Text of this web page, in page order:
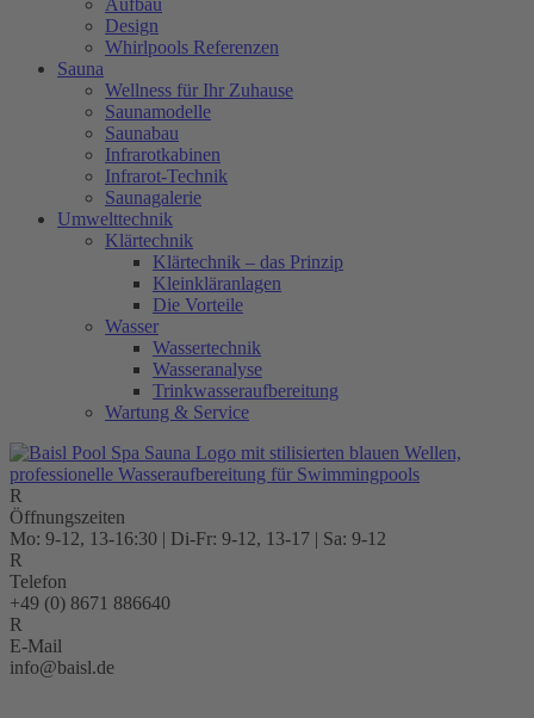
Aufbau
Design
Whirlpools Referenzen
Sauna
Wellness für Ihr Zuhause
Saunamodelle
Saunabau
Infrarotkabinen
Infrarot-Technik
Saunagalerie
Umwelttechnik
Klärtechnik
Klärtechnik – das Prinzip
Kleinkläranlagen
Die Vorteile
Wasser
Wassertechnik
Wasseranalyse
Trinkwasseraufbereitung
Wartung & Service
Öffnungszeiten
Mo: 9-12, 13-16:30 | Di-Fr: 9-12, 13-17 | Sa: 9-12
Telefon
+49 (0) 8671 886640
E-Mail
info@baisl.de